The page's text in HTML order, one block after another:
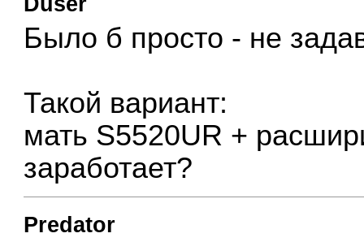
Было б просто - не
Такой вариант:
мать S5520UR +
заработает?
Predator